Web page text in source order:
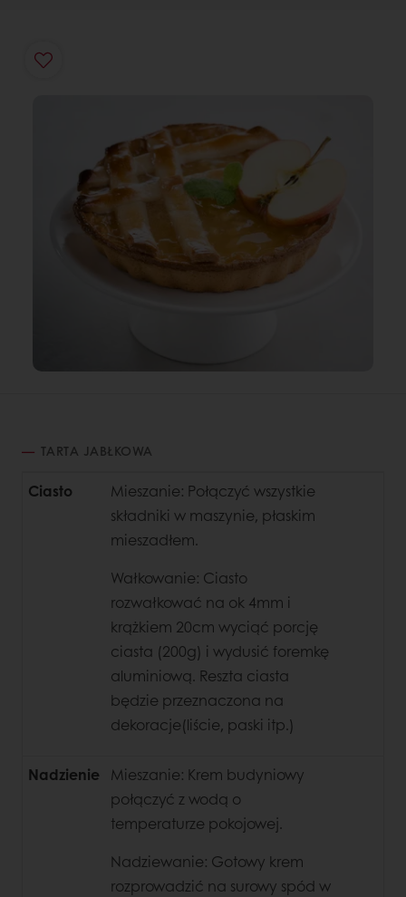
TARTA JABŁKOWA
Ciasto
Mieszanie: Połączyć wszystkie
składniki w maszynie, płaskim
mieszadłem.
Wałkowanie: Ciasto
rozwałkować na ok 4mm i
krążkiem 20cm wyciąć porcję
ciasta (200g) i wydusić foremkę
aluminiową. Reszta ciasta
będzie przeznaczona na
dekoracje(liście, paski itp.)
Nadzienie
Mieszanie: Krem budyniowy
połączyć z wodą o
temperaturze pokojowej.
Nadziewanie: Gotowy krem
rozprowadzić na surowy spód w